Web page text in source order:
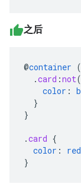
之后
@container (
.card :not(
color :
}
}
.card {
color : red
}